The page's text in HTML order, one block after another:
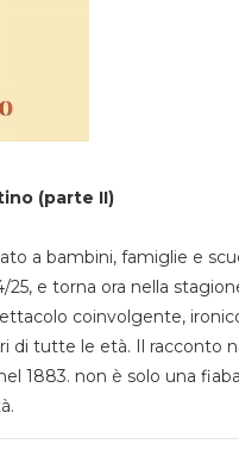
(parte II)
a bambini, famiglie e
e torna ora nella
coinvolgente,
di tutte le età. Il racconto
1883. non è solo una